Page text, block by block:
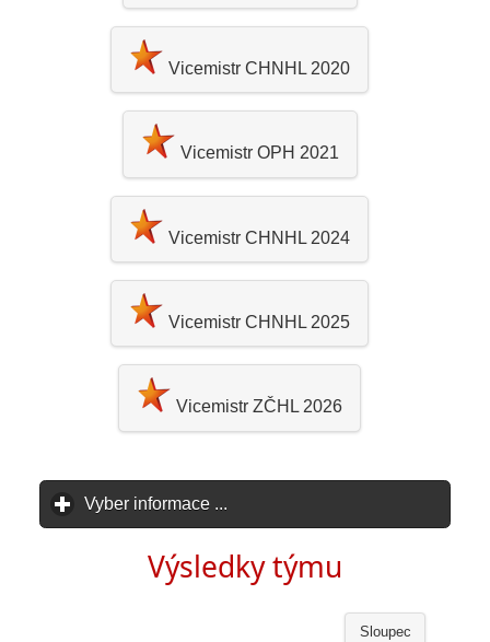
Vicemistr CHNHL 2020
Vicemistr OPH 2021
Vicemistr CHNHL 2024
Vicemistr CHNHL 2025
Vicemistr ZČHL 2026
Vyber informace ...
Výsledky týmu
Sloupec